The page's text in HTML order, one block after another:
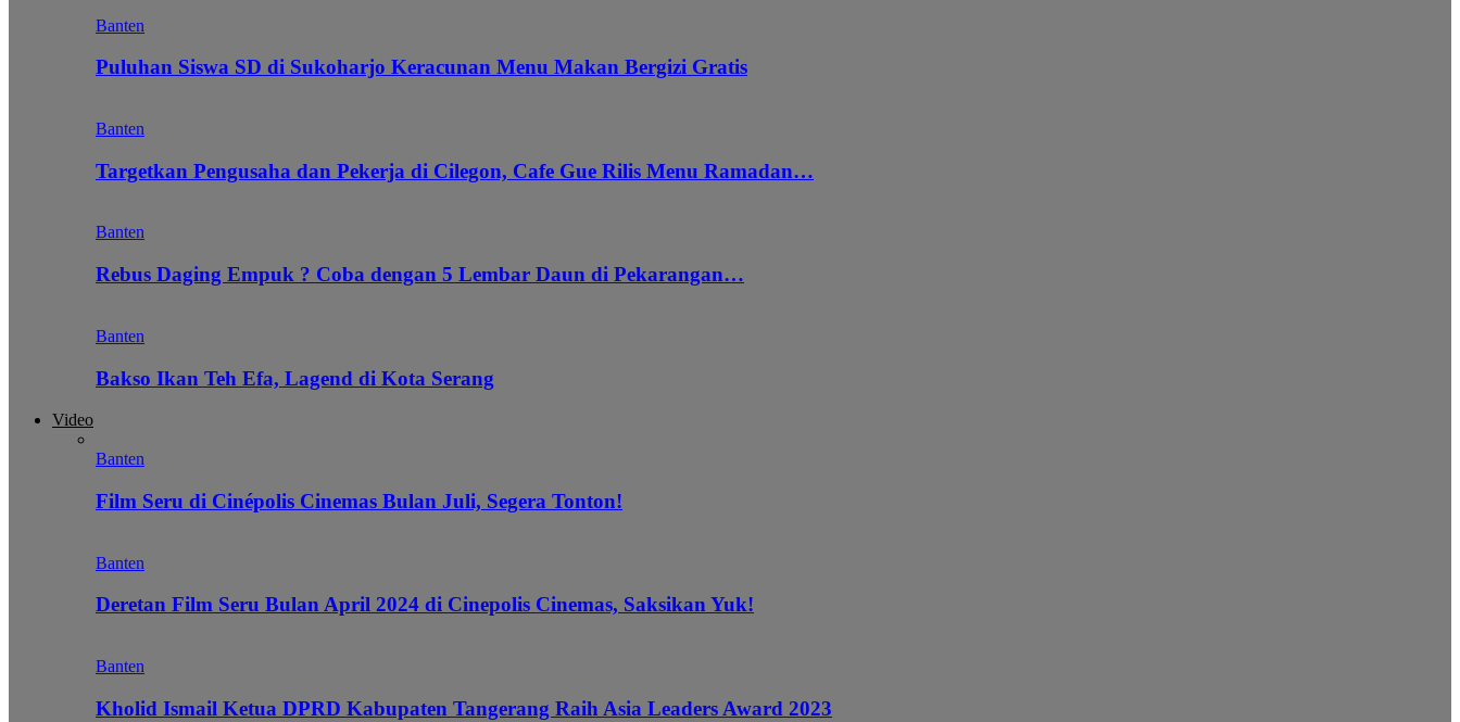
Banten
Puluhan Siswa SD di Sukoharjo Keracunan Menu Makan Bergizi Gratis
Banten
Targetkan Pengusaha dan Pekerja di Cilegon, Cafe Gue Rilis Menu Ramadan…
Banten
Rebus Daging Empuk ? Coba dengan 5 Lembar Daun di Pekarangan…
Banten
Bakso Ikan Teh Efa, Lagend di Kota Serang
Video
Banten
Film Seru di Cinépolis Cinemas Bulan Juli, Segera Tonton!
Banten
Deretan Film Seru Bulan April 2024 di Cinepolis Cinemas, Saksikan Yuk!
Banten
Kholid Ismail Ketua DPRD Kabupaten Tangerang Raih Asia Leaders Award 2023